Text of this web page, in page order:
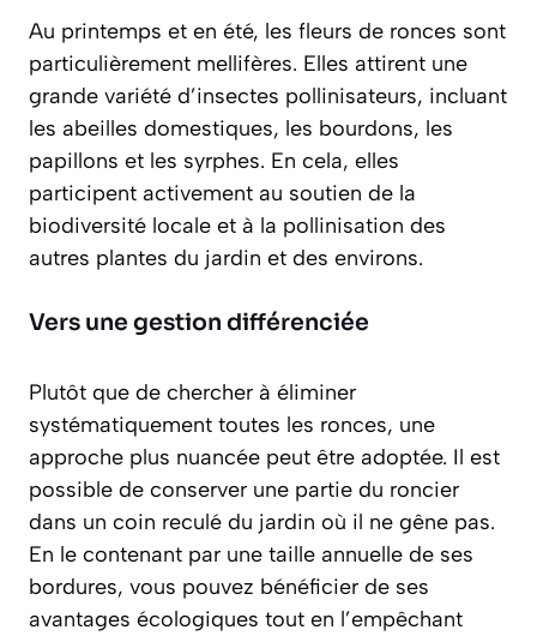
Au printemps et en été, les fleurs de ronces sont
particulièrement mellifères. Elles attirent une
grande variété d’insectes pollinisateurs, incluant
les abeilles domestiques, les bourdons, les
papillons et les syrphes. En cela, elles
participent activement au soutien de la
biodiversité locale et à la pollinisation des
autres plantes du jardin et des environs.
Vers une gestion différenciée
Plutôt que de chercher à éliminer
systématiquement toutes les ronces, une
approche plus nuancée peut être adoptée. Il est
possible de conserver une partie du roncier
dans un coin reculé du jardin où il ne gêne pas.
En le contenant par une taille annuelle de ses
bordures, vous pouvez bénéficier de ses
avantages écologiques tout en l’empêchant